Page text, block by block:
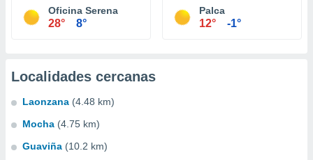
Oficina Serena
28° 8°
Palca
12° -1°
Localidades cercanas
Laonzana (4.48 km)
Mocha (4.75 km)
Guaviña (10.2 km)